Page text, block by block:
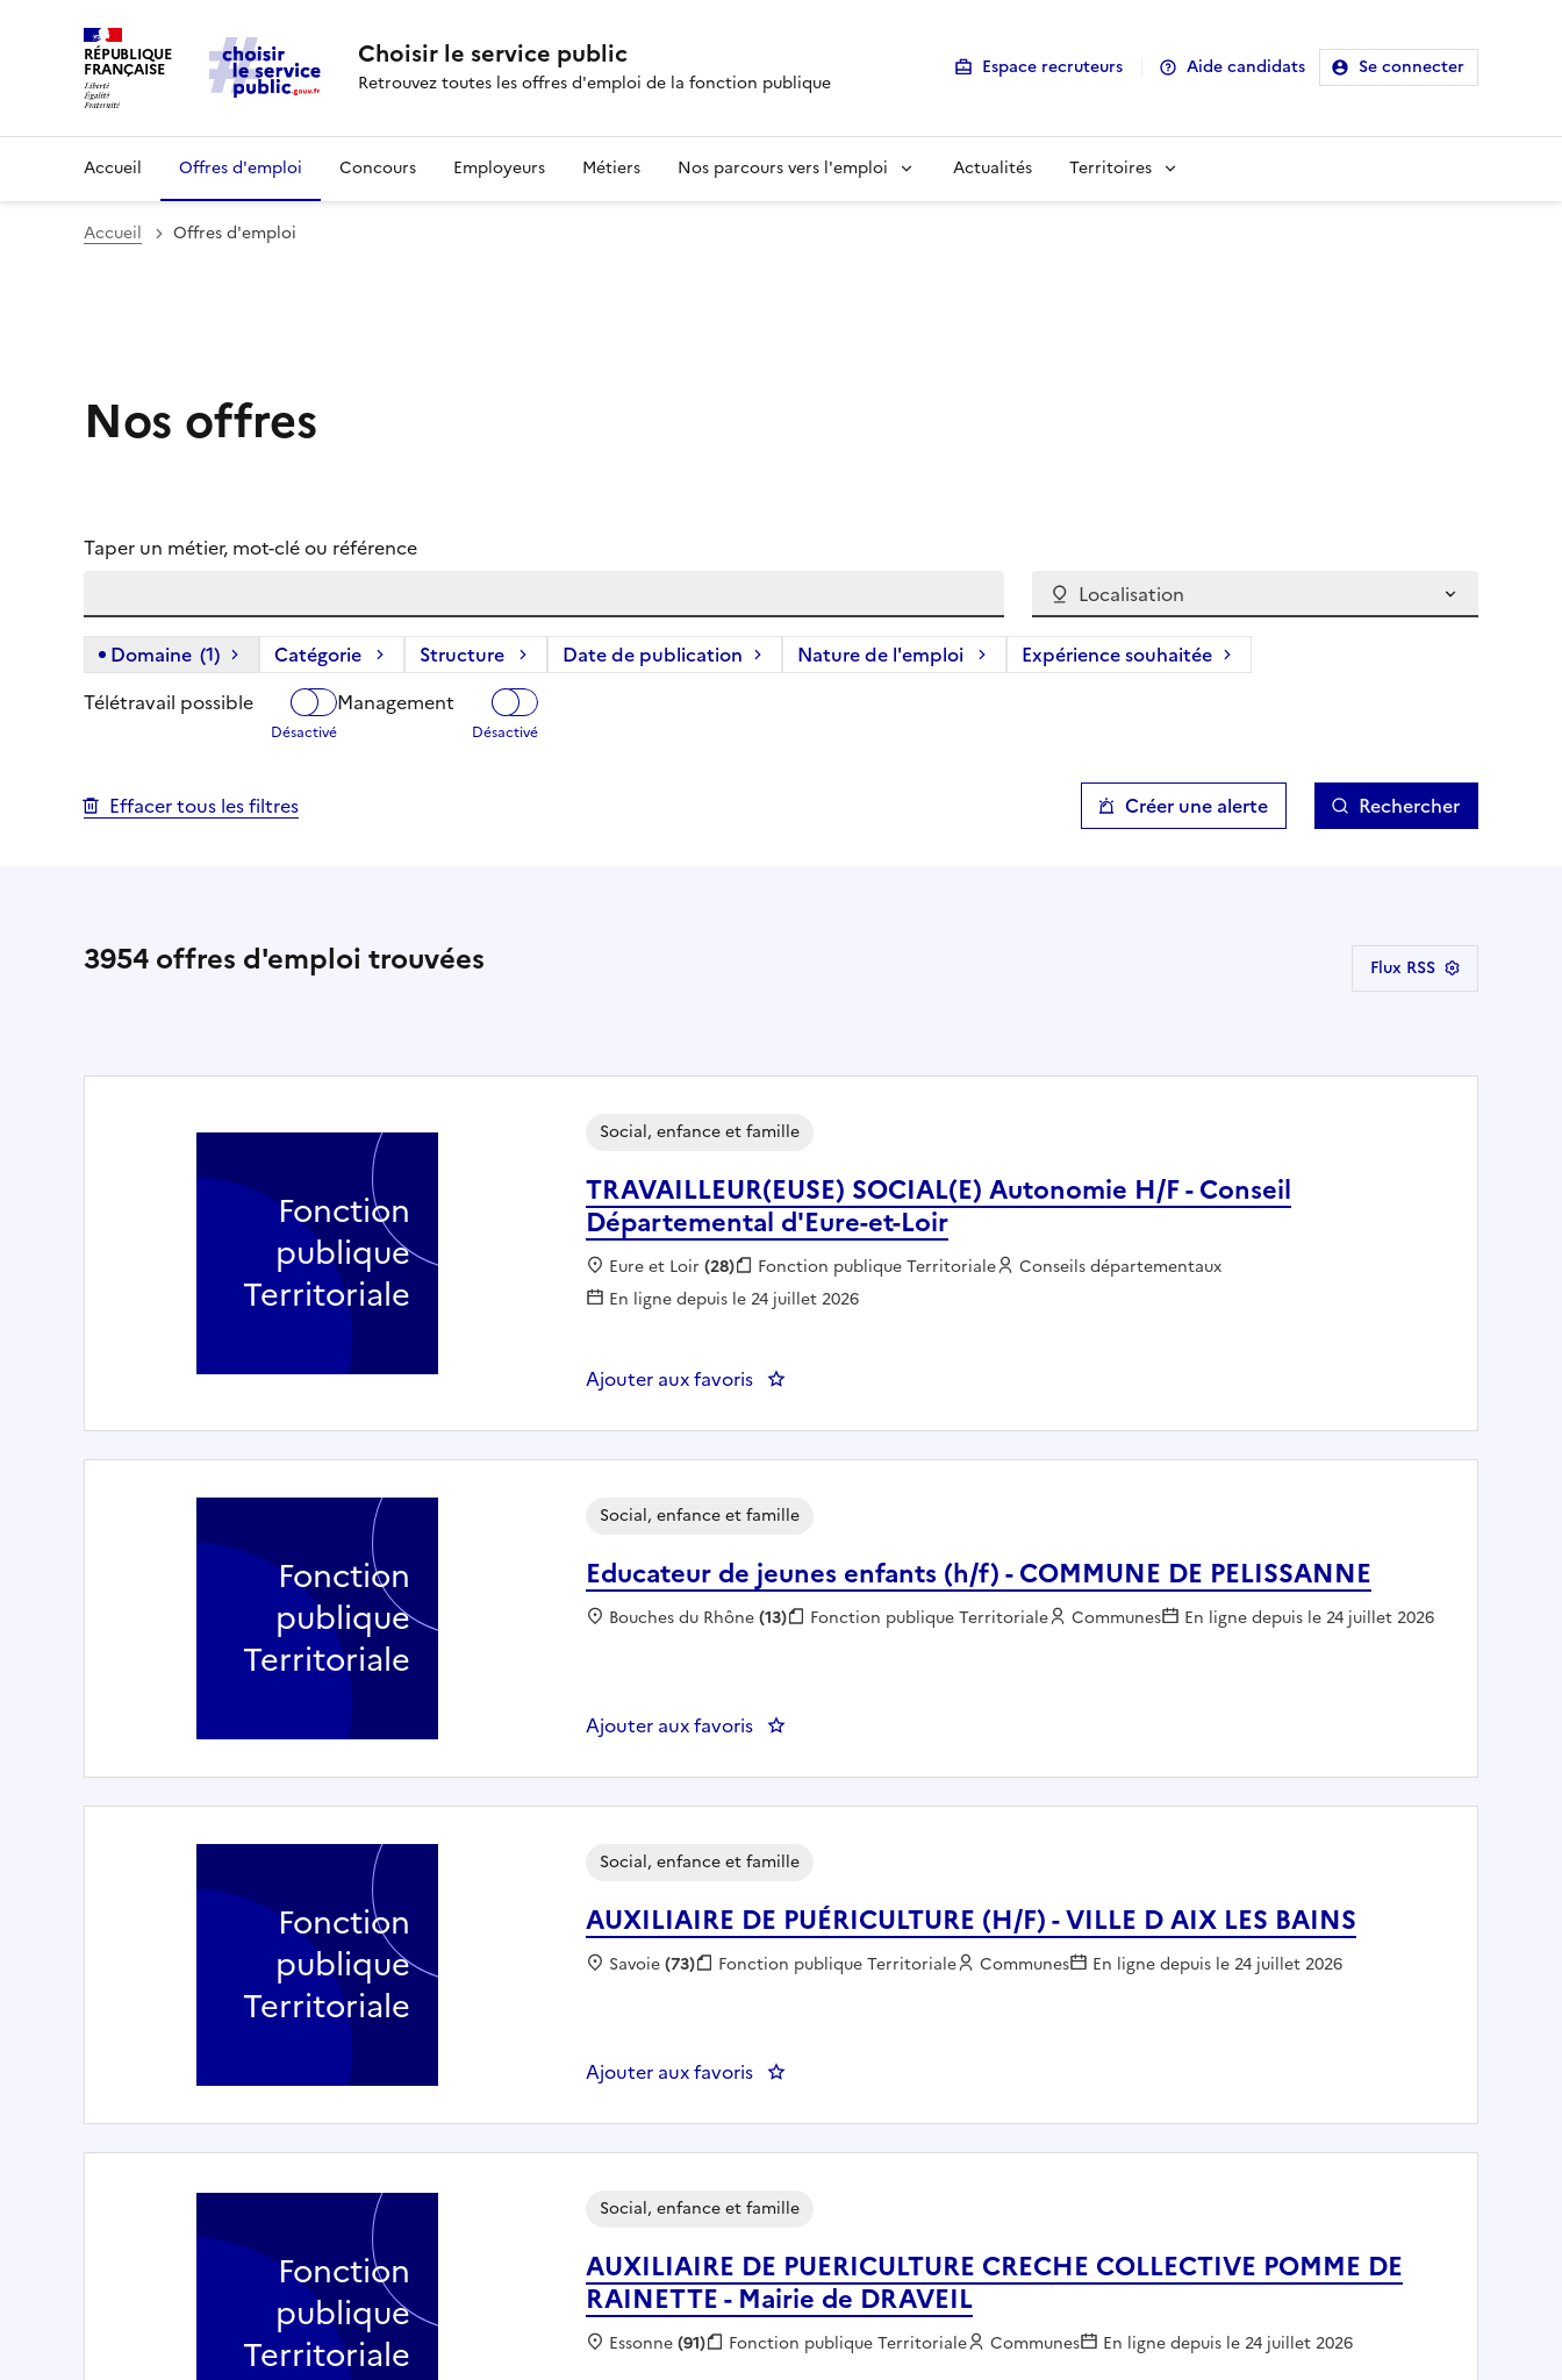
RÉPUBLIQUE
FRANÇAISE Choisir le service public
Retrouvez toutes les offres d'emploi de la fonction publique
Espace recruteurs Aide candidats Se connecter
Accueil Offres d'emploi Concours Employeurs Métiers Nos parcours vers l'emploi Actualités Territoires
Accueil Offres d'emploi
Nos offres
Taper un métier, mot-clé ou référence
Localisation
Domaine (1) (1 filtre actif) :
Catégorie Structure Date de publication Nature de l'emploi
Expérience souhaitée
Télétravail possible
Management
Effacer tous les filtres Créer une alerte Rechercher
3954offres d'emploi trouvées Flux RSS
TRAVAILLEUR(EUSE) SOCIAL(E) Autonomie H/F - Conseil
Départemental d'Eure-et-Loir
Social, enfance et famille
Localisation :
Eure et Loir(28) Fonction publique :
Fonction publique Territoriale Employeur :
Conseils départementaux
En ligne depuis le 24 juillet 2026
Ajouter aux favoris : TRAVAILLEUR(EUSE) SOCIAL(E) Autonomie H/F - Conseil Départemental d'Eure-et-Loir
Fonction
publique
Territoriale
Educateur de jeunes enfants (h/f) - COMMUNE DE PELISSANNE
Social, enfance et famille
Localisation :
Bouches du Rhône(13) Fonction publique :
Fonction publique Territoriale Employeur :
Communes En ligne depuis le 24 juillet 2026
Ajouter aux favoris : Educateur de jeunes enfants (h/f) - COMMUNE DE PELISSANNE
Fonction
publique
Territoriale
AUXILIAIRE DE PUÉRICULTURE (H/F) - VILLE D AIX LES BAINS
Social, enfance et famille
Localisation :
Savoie(73) Fonction publique :
Fonction publique Territoriale Employeur :
Communes En ligne depuis le 24 juillet 2026
Ajouter aux favoris : AUXILIAIRE DE PUÉRICULTURE (H/F) - VILLE D AIX LES BAINS
Fonction
publique
Territoriale
AUXILIAIRE DE PUERICULTURE CRECHE COLLECTIVE POMME DE
RAINETTE - Mairie de DRAVEIL
Social, enfance et famille
Localisation :
Essonne(91) Fonction publique :
Fonction publique Territoriale Employeur :
Communes En ligne depuis le 24 juillet 2026
Fonction
publique
Territoriale